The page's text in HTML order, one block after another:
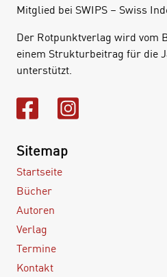
Mitglied bei SWIPS – Swiss
Der Rotpunktverlag wird vom
einem Strukturbeitrag für die
unterstützt.
Sitemap
Startseite
Bücher
Autoren
Verlag
Termine
Kontakt